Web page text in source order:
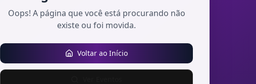
Oops! A página que você está procurando não
existe ou foi movida.
Voltar ao Início